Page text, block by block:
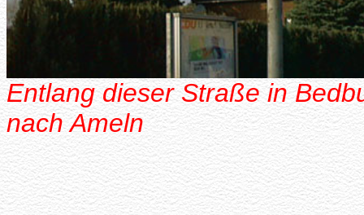
Entlang dieser Straße in
nach Ameln